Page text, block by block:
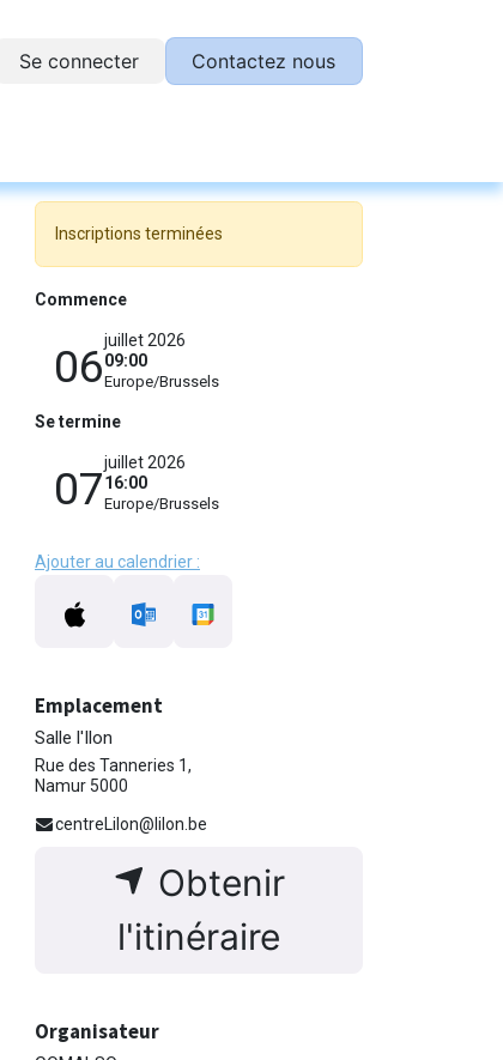
Se connecter Contactez nous
Inscriptions terminées
Commence
06juillet 2026
09:00
Europe/Brussels
Se termine
07juillet 2026
16:00
Europe/Brussels
Ajouter au calendrier :
Emplacement
Salle l'Ilon
Rue des Tanneries 1,
Namur 5000
centreLilon@lilon.be
Obtenir
l'itinéraire
Organisateur